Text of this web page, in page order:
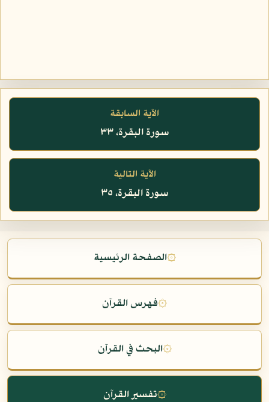
الآية السابقة
سورة البقرة، ٣٣
الآية التالية
سورة البقرة، ٣٥
۞الصفحة الرئيسية
۞فهرس القرآن
۞البحث في القرآن
۞تفسير القرآن